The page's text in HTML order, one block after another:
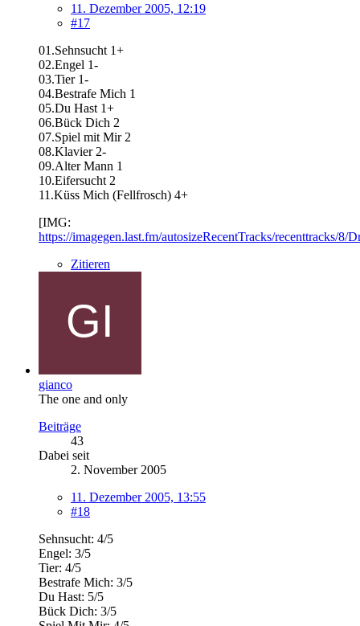
11. Dezember 2005, 12:19
#17
01.Sehnsucht 1+
02.Engel 1-
03.Tier 1-
04.Bestrafe Mich 1
05.Du Hast 1+
06.Bück Dich 2
07.Spiel mit Mir 2
08.Klavier 2-
09.Alter Mann 1
10.Eifersucht 2
11.Küss Mich (Fellfrosch) 4+
[IMG:
https://imagegen.last.fm/autosizeRecentTracks/recenttracks/8/
Zitieren
gianco
The one and only
Beiträge
43
Dabei seit
2. November 2005
11. Dezember 2005, 13:55
#18
Sehnsucht: 4/5
Engel: 3/5
Tier: 4/5
Bestrafe Mich: 3/5
Du Hast: 5/5
Bück Dich: 3/5